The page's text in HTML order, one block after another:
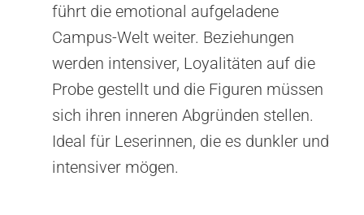
führt die emotional aufgeladene
Campus-Welt weiter. Beziehungen
werden intensiver, Loyalitäten auf die
Probe gestellt und die Figuren müssen
sich ihren inneren Abgründen stellen.
Ideal für Leserinnen, die es dunkler und
intensiver mögen.